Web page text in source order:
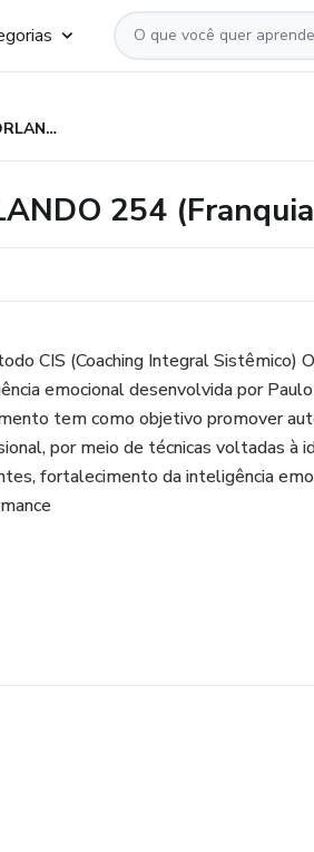
MÉTODO CIS ORLANDO 254 (Franquia Boston)
254
CIS (Coaching Integral Sistêmico)
emocional desenvolvida por
tem como objetivo promover
por meio de técnicas voltadas à
fortalecimento da inteligência